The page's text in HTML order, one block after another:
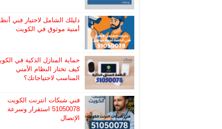
دليلك الشامل لاختيار فني
أمنية موثوق في الكويت
حماية المنازل الذكية في
كيف تختار النظام الأمني
المناسب لاحتياجاتك؟
فني شبكات انترنت الكويت
51050078 استقرار وسرعة
الإتصال